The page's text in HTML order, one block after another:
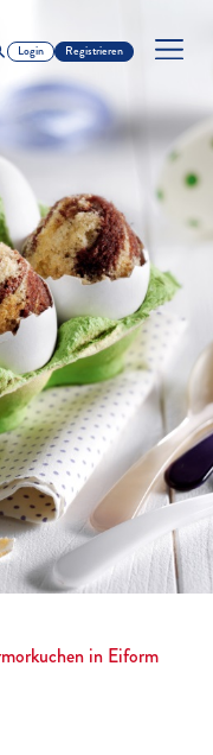
Login Registrieren
in Eiform